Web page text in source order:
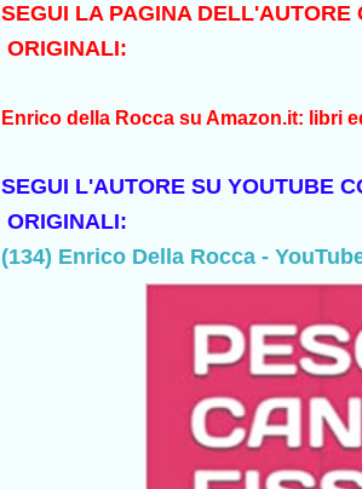
SEGUI LA PAGINA DELL'AUTORE
ORIGINALI:
Enrico della Rocca su Amazon.it: libri
SEGUI L'AUTORE SU YOUTUBE
ORIGINALI:
(134) Enrico Della Rocca -